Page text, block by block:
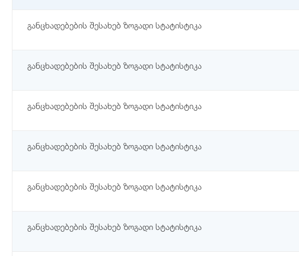
განცხადებების შესახებ ზოგადი სტატისტიკა
განცხადებების შესახებ ზოგადი სტატისტიკა
განცხადებების შესახებ ზოგადი სტატისტიკა
განცხადებების შესახებ ზოგადი სტატისტიკა
განცხადებების შესახებ ზოგადი სტატისტიკა
განცხადებების შესახებ ზოგადი სტატისტიკა